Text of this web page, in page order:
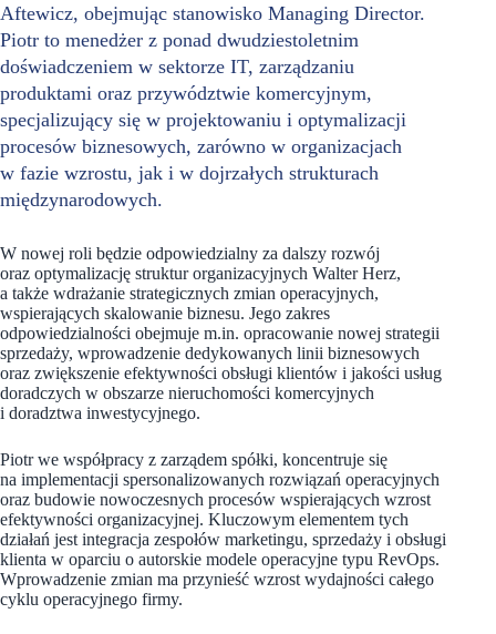
Aftewicz, obejmując stanowisko Managing Director.
Piotr to menedżer z ponad dwudziestoletnim
doświadczeniem w sektorze IT, zarządzaniu
produktami oraz przywództwie komercyjnym,
specjalizujący się w projektowaniu i optymalizacji
procesów biznesowych, zarówno w organizacjach
w fazie wzrostu, jak i w dojrzałych strukturach
międzynarodowych.
W nowej roli będzie odpowiedzialny za dalszy rozwój
oraz optymalizację struktur organizacyjnych Walter Herz,
a także wdrażanie strategicznych zmian operacyjnych,
wspierających skalowanie biznesu. Jego zakres
odpowiedzialności obejmuje m.in. opracowanie nowej strategii
sprzedaży, wprowadzenie dedykowanych linii biznesowych
oraz zwiększenie efektywności obsługi klientów i jakości usług
doradczych w obszarze nieruchomości komercyjnych
i doradztwa inwestycyjnego.
Piotr we współpracy z zarządem spółki, koncentruje się
na implementacji spersonalizowanych rozwiązań operacyjnych
oraz budowie nowoczesnych procesów wspierających wzrost
efektywności organizacyjnej. Kluczowym elementem tych
działań jest integracja zespołów marketingu, sprzedaży i obsługi
klienta w oparciu o autorskie modele operacyjne typu RevOps.
Wprowadzenie zmian ma przynieść wzrost wydajności całego
cyklu operacyjnego firmy.